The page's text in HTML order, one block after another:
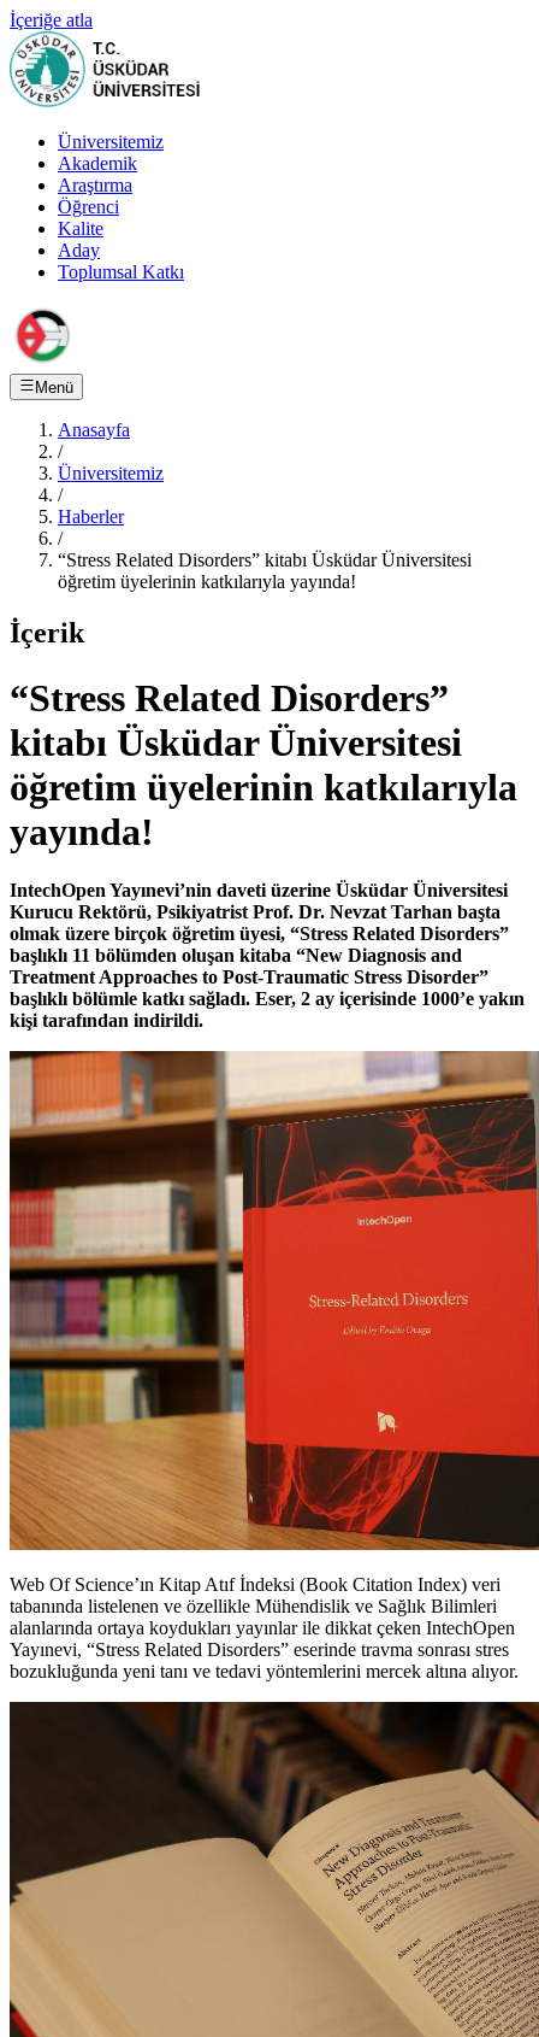
İçeriğe atla
Üniversitemiz
Akademik
Araştırma
Öğrenci
Kalite
Aday
Toplumsal Katkı
Menü
Anasayfa
/
Üniversitemiz
/
Haberler
/
“Stress Related Disorders” kitabı Üsküdar Üniversitesi
öğretim üyelerinin katkılarıyla yayında!
İçerik
“Stress Related Disorders”
kitabı Üsküdar Üniversitesi
öğretim üyelerinin katkılarıyla
yayında!
IntechOpen Yayınevi’nin daveti üzerine Üsküdar Üniversitesi
Kurucu Rektörü, Psikiyatrist Prof. Dr. Nevzat Tarhan başta
olmak üzere birçok öğretim üyesi, “Stress Related Disorders”
başlıklı 11 bölümden oluşan kitaba “New Diagnosis and
Treatment Approaches to Post-Traumatic Stress Disorder”
başlıklı bölümle katkı sağladı. Eser, 2 ay içerisinde 1000’e yakın
kişi tarafından indirildi.
Web Of Science’ın Kitap Atıf İndeksi (Book Citation Index) veri
tabanında listelenen ve özellikle Mühendislik ve Sağlık Bilimleri
alanlarında ortaya koydukları yayınlar ile dikkat çeken IntechOpen
Yayınevi, “Stress Related Disorders” eserinde travma sonrası stres
bozukluğunda yeni tanı ve tedavi yöntemlerini mercek altına alıyor.